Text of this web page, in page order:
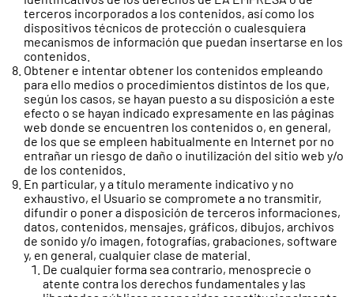
terceros incorporados a los contenidos, así como los
dispositivos técnicos de protección o cualesquiera
mecanismos de información que puedan insertarse en los
contenidos.
Obtener e intentar obtener los contenidos empleando
para ello medios o procedimientos distintos de los que,
según los casos, se hayan puesto a su disposición a este
efecto o se hayan indicado expresamente en las páginas
web donde se encuentren los contenidos o, en general,
de los que se empleen habitualmente en Internet por no
entrañar un riesgo de daño o inutilización del sitio web y/o
de los contenidos.
En particular, y a título meramente indicativo y no
exhaustivo, el Usuario se compromete a no transmitir,
difundir o poner a disposición de terceros informaciones,
datos, contenidos, mensajes, gráficos, dibujos, archivos
de sonido y/o imagen, fotografías, grabaciones, software
y, en general, cualquier clase de material.
De cualquier forma sea contrario, menosprecie o
atente contra los derechos fundamentales y las